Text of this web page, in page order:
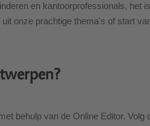
en kantoorprofessionals,
onze prachtige thema's of start
behulp van de Online Editor.